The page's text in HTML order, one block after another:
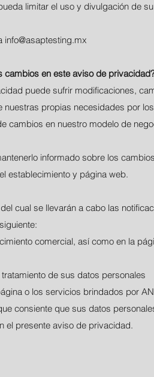
limitar el uso y divulgación de
info@asaptesting.mx
cambios en este aviso de
puede sufrir modificaciones,
nuestras propias necesidades por
cambios en nuestro modelo de
informado sobre los
establecimiento y página web.
cual se llevarán a cabo las
comercial, así como en la
de sus datos personales
o los servicios brindados por
consiente que sus datos
el presente aviso de privacidad.